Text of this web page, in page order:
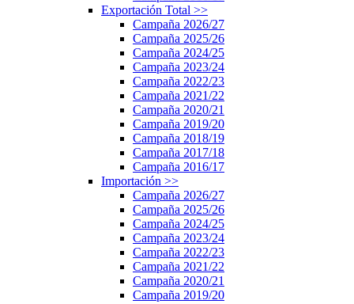
Exportación Total >>
Campaña 2026/27
Campaña 2025/26
Campaña 2024/25
Campaña 2023/24
Campaña 2022/23
Campaña 2021/22
Campaña 2020/21
Campaña 2019/20
Campaña 2018/19
Campaña 2017/18
Campaña 2016/17
Importación >>
Campaña 2026/27
Campaña 2025/26
Campaña 2024/25
Campaña 2023/24
Campaña 2022/23
Campaña 2021/22
Campaña 2020/21
Campaña 2019/20